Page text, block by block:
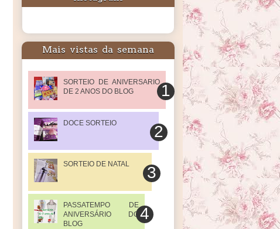
Mais vistas da semana
SORTEIO DE ANIVERSARIO
DE 2 ANOS DO BLOG
DOCE SORTEIO
SORTEIO DE NATAL
PASSATEMPO DE
ANIVERSÁRIO DO
BLOG